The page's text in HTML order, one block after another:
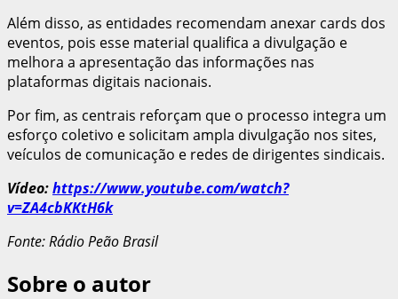
Além disso, as entidades recomendam anexar cards dos
eventos, pois esse material qualifica a divulgação e
melhora a apresentação das informações nas
plataformas digitais nacionais.
Por fim, as centrais reforçam que o processo integra um
esforço coletivo e solicitam ampla divulgação nos sites,
veículos de comunicação e redes de dirigentes sindicais.
Vídeo:https://www.youtube.com/watch?
v=ZA4cbKKtH6k
Fonte: Rádio Peão Brasil
Sobre o autor